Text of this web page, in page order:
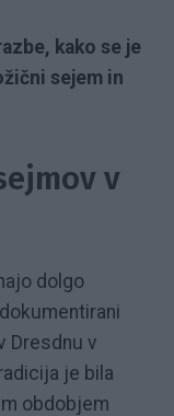
kako se je
sejem in
v
dolgo
Dresdnu v
je bila
obdobjem